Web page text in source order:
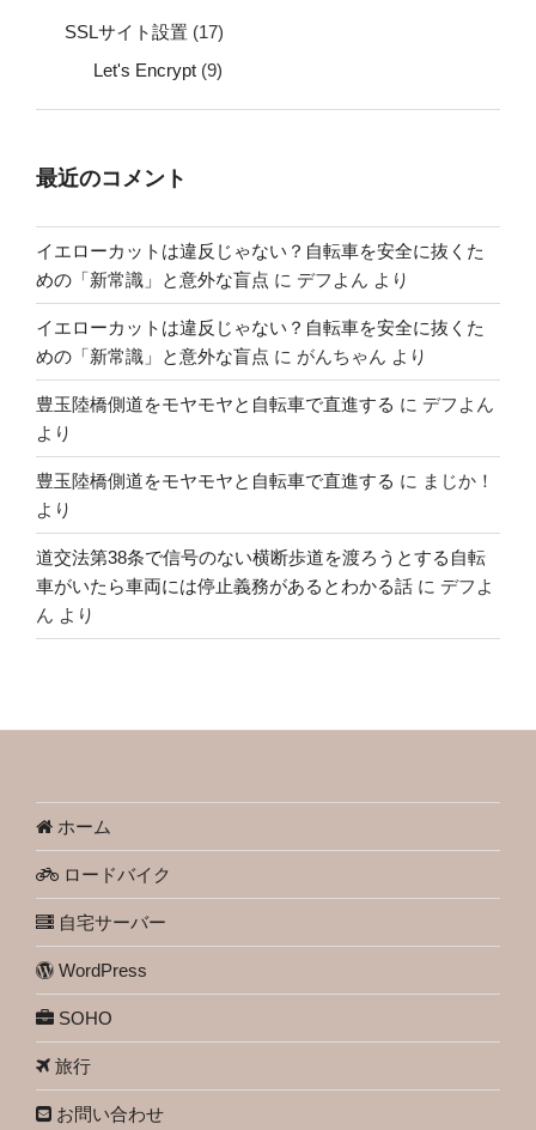
SSLサイト設置 (17)
Let's Encrypt (9)
最近のコメント
イエローカットは違反じゃない？自転車を安全に抜くた
めの「新常識」と意外な盲点 に デフよん より
イエローカットは違反じゃない？自転車を安全に抜くた
めの「新常識」と意外な盲点 に がんちゃん より
豊玉陸橋側道をモヤモヤと自転車で直進する に デフよん
より
豊玉陸橋側道をモヤモヤと自転車で直進する に まじか！
より
道交法第38条で信号のない横断歩道を渡ろうとする自転
車がいたら車両には停止義務があるとわかる話 に デフよ
ん より
ホーム
ロードバイク
自宅サーバー
WordPress
SOHO
旅行
お問い合わせ